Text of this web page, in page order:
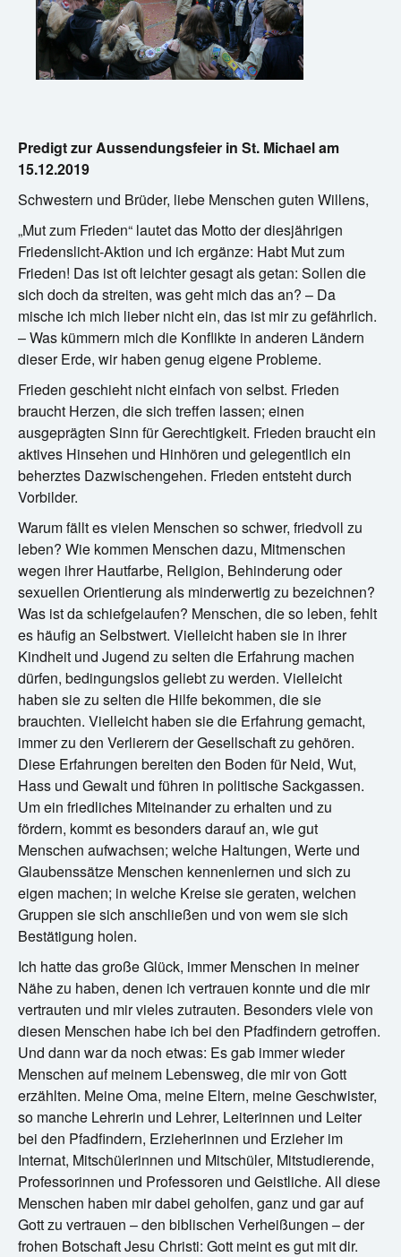
Predigt zur Aussendungsfeier in St. Michael am
15.12.2019
Schwestern und Brüder, liebe Menschen guten Willens,
„Mut zum Frieden“ lautet das Motto der diesjährigen
Friedenslicht-Aktion und ich ergänze: Habt Mut zum
Frieden! Das ist oft leichter gesagt als getan: Sollen die
sich doch da streiten, was geht mich das an? – Da
mische ich mich lieber nicht ein, das ist mir zu gefährlich.
– Was kümmern mich die Konflikte in anderen Ländern
dieser Erde, wir haben genug eigene Probleme.
Frieden geschieht nicht einfach von selbst. Frieden
braucht Herzen, die sich treffen lassen; einen
ausgeprägten Sinn für Gerechtigkeit. Frieden braucht ein
aktives Hinsehen und Hinhören und gelegentlich ein
beherztes Dazwischengehen. Frieden entsteht durch
Vorbilder.
Warum fällt es vielen Menschen so schwer, friedvoll zu
leben? Wie kommen Menschen dazu, Mitmenschen
wegen ihrer Hautfarbe, Religion, Behinderung oder
sexuellen Orientierung als minderwertig zu bezeichnen?
Was ist da schiefgelaufen? Menschen, die so leben, fehlt
es häufig an Selbstwert. Vielleicht haben sie in ihrer
Kindheit und Jugend zu selten die Erfahrung machen
dürfen, bedingungslos geliebt zu werden. Vielleicht
haben sie zu selten die Hilfe bekommen, die sie
brauchten. Vielleicht haben sie die Erfahrung gemacht,
immer zu den Verlierern der Gesellschaft zu gehören.
Diese Erfahrungen bereiten den Boden für Neid, Wut,
Hass und Gewalt und führen in politische Sackgassen.
Um ein friedliches Miteinander zu erhalten und zu
fördern, kommt es besonders darauf an, wie gut
Menschen aufwachsen; welche Haltungen, Werte und
Glaubenssätze Menschen kennenlernen und sich zu
eigen machen; in welche Kreise sie geraten, welchen
Gruppen sie sich anschließen und von wem sie sich
Bestätigung holen.
Ich hatte das große Glück, immer Menschen in meiner
Nähe zu haben, denen ich vertrauen konnte und die mir
vertrauten und mir vieles zutrauten. Besonders viele von
diesen Menschen habe ich bei den Pfadfindern getroffen.
Und dann war da noch etwas: Es gab immer wieder
Menschen auf meinem Lebensweg, die mir von Gott
erzählten. Meine Oma, meine Eltern, meine Geschwister,
so manche Lehrerin und Lehrer, Leiterinnen und Leiter
bei den Pfadfindern, Erzieherinnen und Erzieher im
Internat, Mitschülerinnen und Mitschüler, Mitstudierende,
Professorinnen und Professoren und Geistliche. All diese
Menschen haben mir dabei geholfen, ganz und gar auf
Gott zu vertrauen – den biblischen Verheißungen – der
frohen Botschaft Jesu Christi: Gott meint es gut mit dir.